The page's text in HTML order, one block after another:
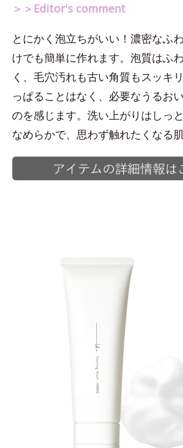
＞＞Editor's comment
とにかく泡立ちがいい！濃密なふ
けでも簡単に作れます。泡質はふ
く、毛穴汚れも古い角質もスッキ
っぱることはなく、必要なうるお
のを感じます。洗い上がりはしっと
なめらかで、思わず触れたくなる肌